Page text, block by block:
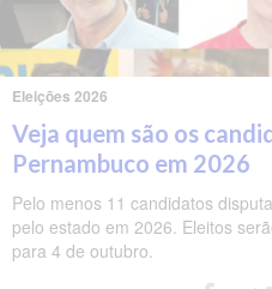
Eleições 2026
Veja quem são os
Pernambuco em 2026
Pelo menos 11 candidatos
pelo estado em 2026. Eleitos
para 4 de outubro.